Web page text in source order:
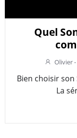
Quel
Olivier
Bien choisir
La